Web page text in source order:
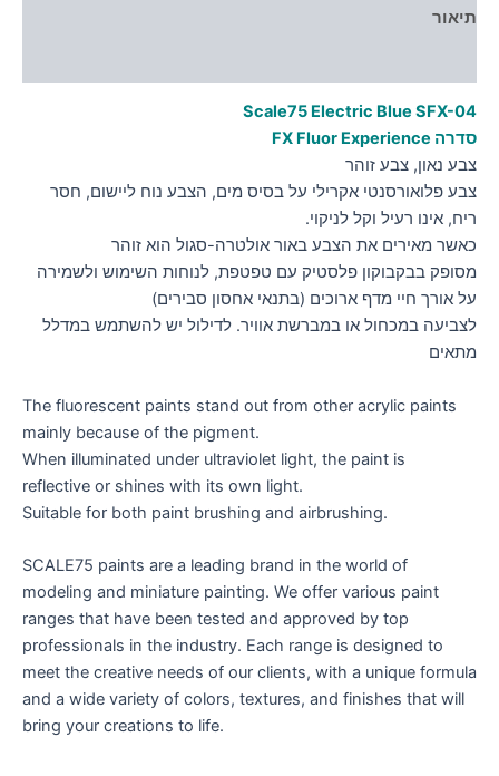
תיאור
Scale75 Electric Blue SFX-04
סדרה FX Fluor Experience
צבע נאון, צבע זוהר
צבע פלואורסנטי אקרילי על בסיס מים, הצבע נוח ליישום, חסר
ריח, אינו רעיל וקל לניקוי.
כאשר מאירים את הצבע באור אולטרה-סגול הוא זוהר
מסופק בבקבוקון פלסטיק עם טפטפת, לנוחות השימוש ולשמירה
על אורך חיי מדף ארוכים (בתנאי אחסון סבירים)
לצביעה במכחול או במברשת אוויר. לדילול יש להשתמש במדלל
מתאים
The fluorescent paints stand out from other acrylic paints
mainly because of the pigment.
When illuminated under ultraviolet light, the paint is
reflective or shines with its own light.
Suitable for both paint brushing and airbrushing.
SCALE75 paints are a leading brand in the world of
modeling and miniature painting. We offer various paint
ranges that have been tested and approved by top
professionals in the industry. Each range is designed to
meet the creative needs of our clients, with a unique formula
and a wide variety of colors, textures, and finishes that will
bring your creations to life.